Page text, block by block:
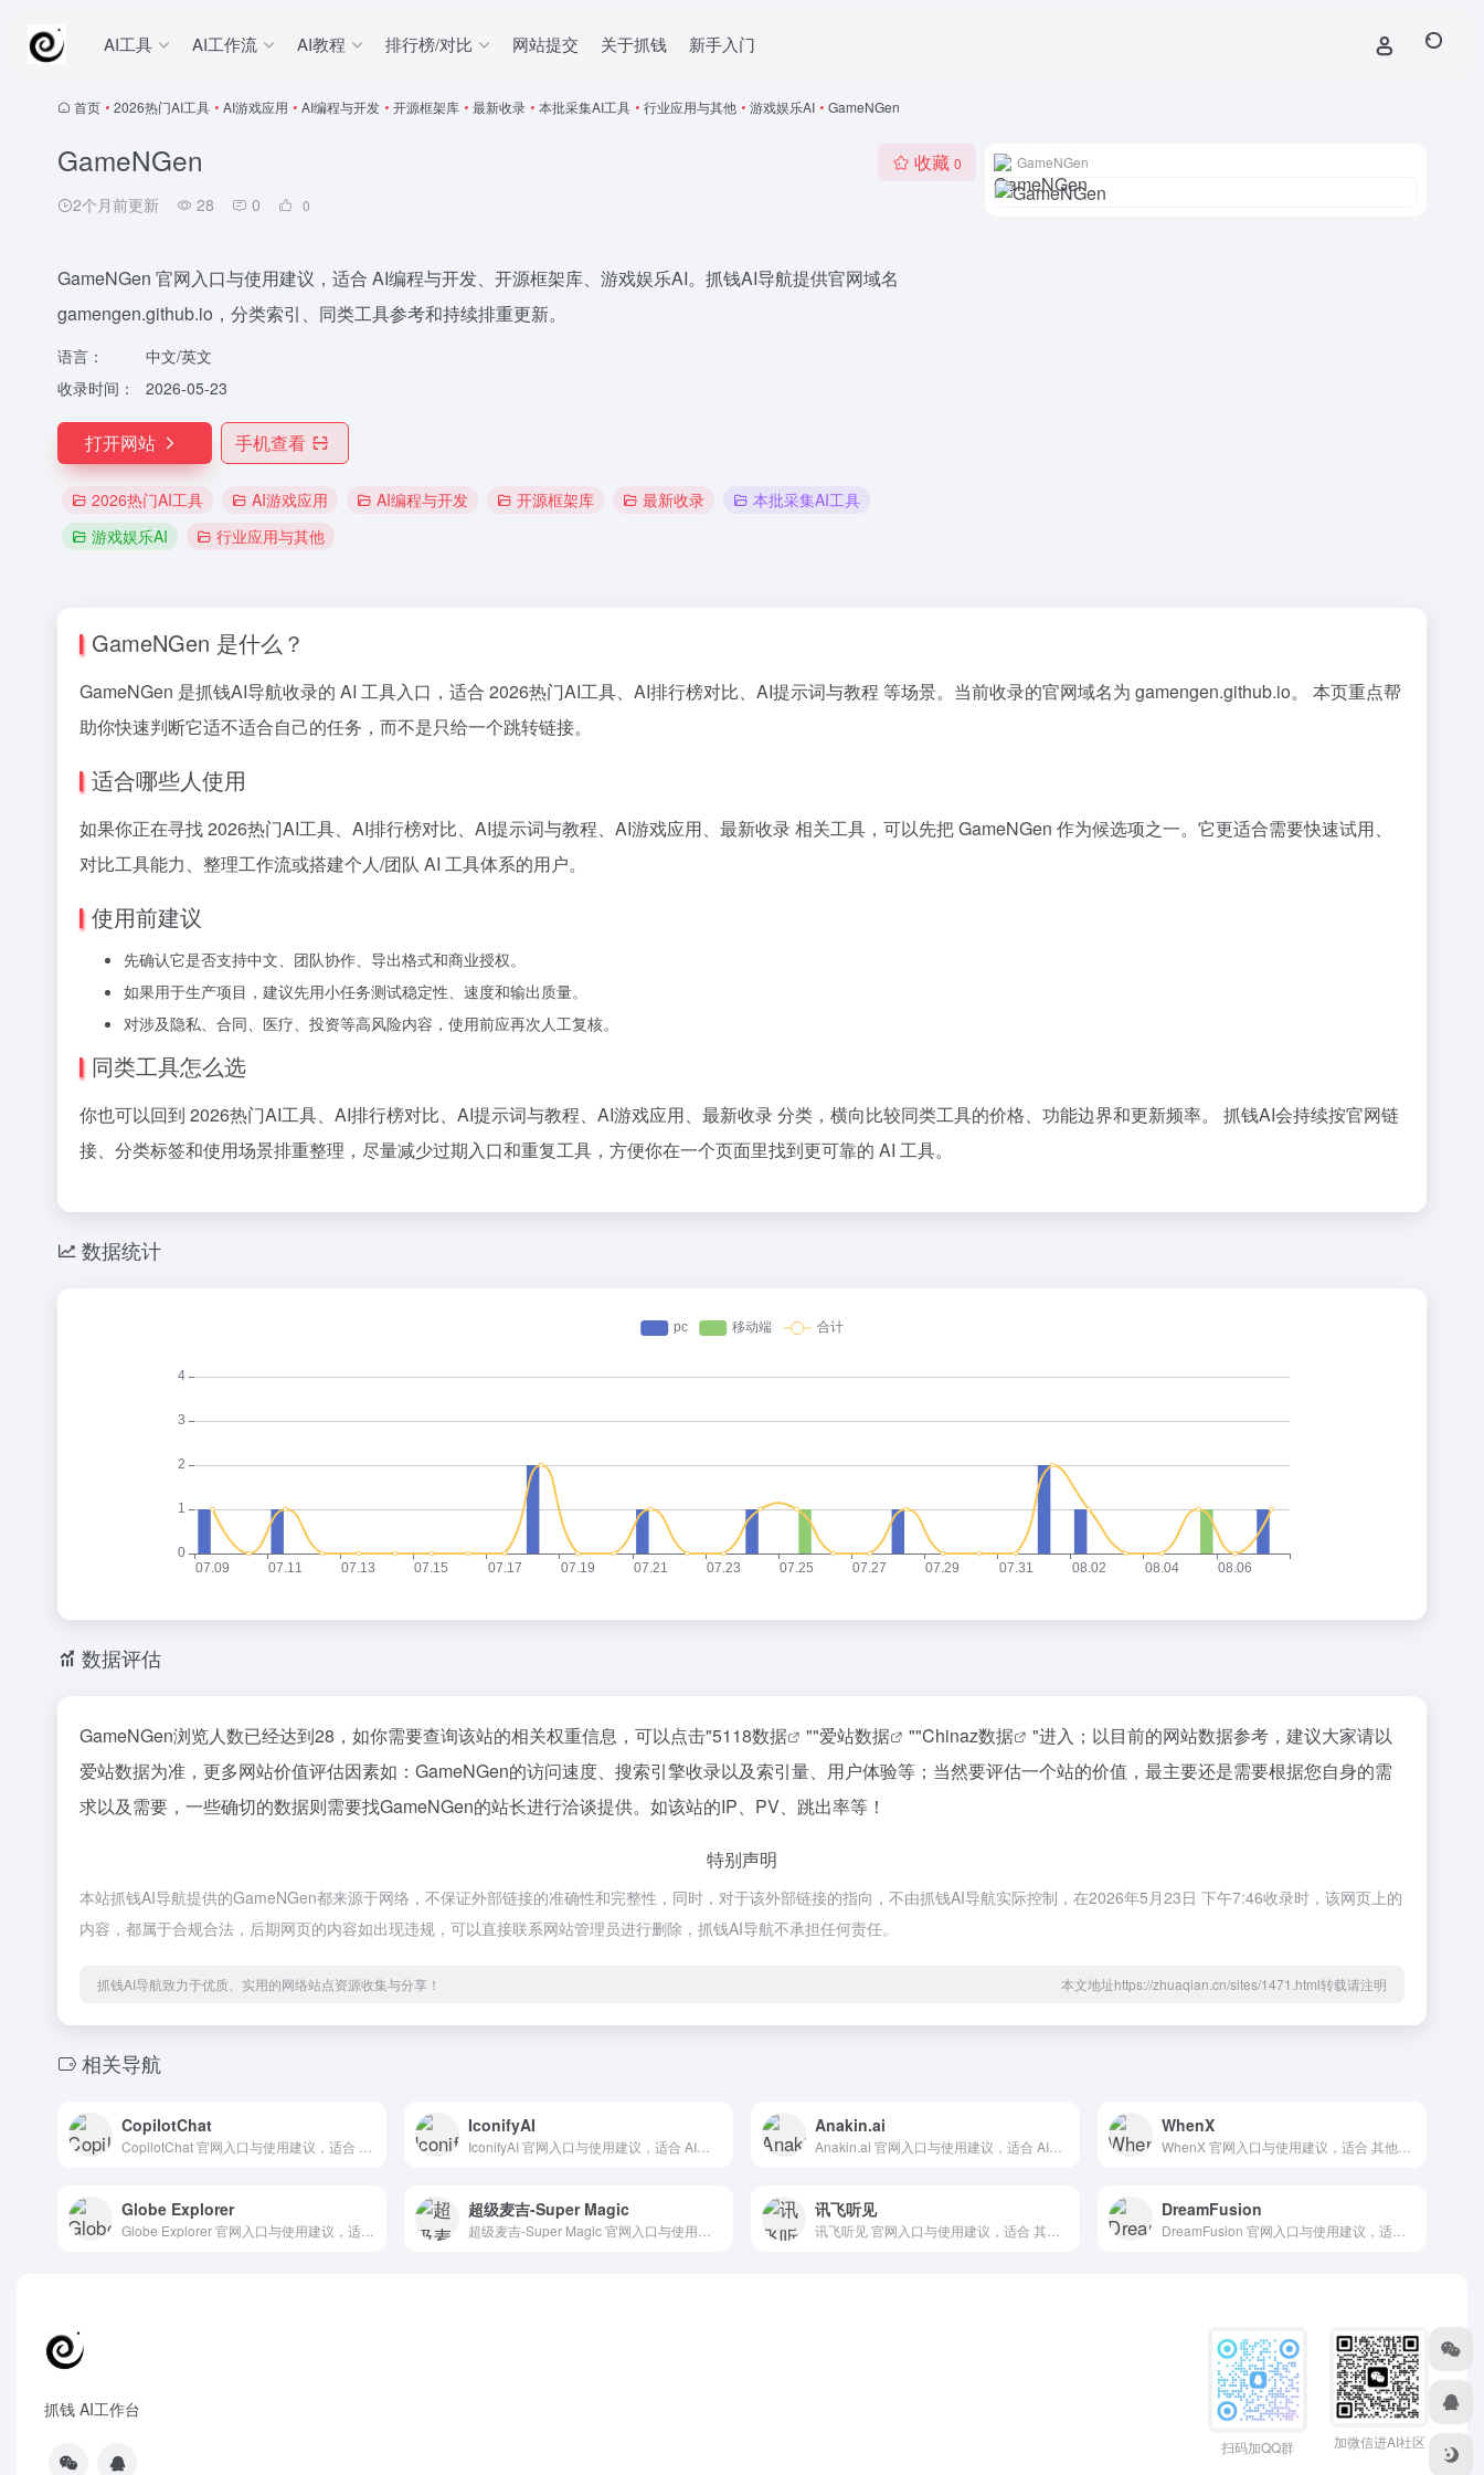
AI工具 AI工作流 AI教程 排行榜/对比 网站提交 关于抓钱 新手入门
首页 • 2026热门AI工具 • AI游戏应用 • AI编程与开发 • 开源框架库 • 最新收录 • 本批采集AI工具 • 行业应用与其他 • 游戏娱乐AI • GameNGen
GameNGen
2个月前更新 28 0 0
收藏 0
GameNGen 官网入口与使用建议，适合 AI编程与开发、开源框架库、游戏娱乐AI。抓钱AI导航提供官网域名
gamengen.github.io，分类索引、同类工具参考和持续排重更新。
语言：
中文/英文
收录时间：
2026-05-23
打开网站 手机查看
2026热门AI工具 AI游戏应用 AI编程与开发 开源框架库 最新收录
本批采集AI工具
游戏娱乐AI
行业应用与其他
GameNGen
GameNGen 是什么？
GameNGen 是抓钱AI导航收录的 AI 工具入口，适合 2026热门AI工具、AI排行榜对比、AI提示词与教程 等场景。当前收录的官网域名为 gamengen.github.io。 本页重点帮
助你快速判断它适不适合自己的任务，而不是只给一个跳转链接。
适合哪些人使用
如果你正在寻找 2026热门AI工具、AI排行榜对比、AI提示词与教程、AI游戏应用、最新收录 相关工具，可以先把 GameNGen 作为候选项之一。它更适合需要快速试用、
对比工具能力、整理工作流或搭建个人/团队 AI 工具体系的用户。
使用前建议
先确认它是否支持中文、团队协作、导出格式和商业授权。
如果用于生产项目，建议先用小任务测试稳定性、速度和输出质量。
对涉及隐私、合同、医疗、投资等高风险内容，使用前应再次人工复核。
同类工具怎么选
你也可以回到 2026热门AI工具、AI排行榜对比、AI提示词与教程、AI游戏应用、最新收录 分类，横向比较同类工具的价格、功能边界和更新频率。 抓钱AI会持续按官网链
接、分类标签和使用场景排重整理，尽量减少过期入口和重复工具，方便你在一个页面里找到更可靠的 AI 工具。
数据统计
数据评估
GameNGen浏览人数已经达到28，如你需要查询该站的相关权重信息，可以点击"5118数据 ""爱站数据 ""Chinaz数据
"进入；以目前的网站数据参考，建议大家请以
爱站数据为准，更多网站价值评估因素如：GameNGen的访问速度、搜索引擎收录以及索引量、用户体验等；当然要评估一个站的价值，最主要还是需要根据您自身的需
求以及需要，一些确切的数据则需要找GameNGen的站长进行洽谈提供。如该站的IP、PV、跳出率等！
特别声明
本站抓钱AI导航提供的GameNGen都来源于网络，不保证外部链接的准确性和完整性，同时，对于该外部链接的指向，不由抓钱AI导航实际控制，在2026年5月23日 下午7:46收录时，该网页上的
内容，都属于合规合法，后期网页的内容如出现违规，可以直接联系网站管理员进行删除，抓钱AI导航不承担任何责任。
抓钱AI导航致力于优质、实用的网络站点资源收集与分享！ 本文地址https://zhuaqian.cn/sites/1471.html转载请注明
相关导航
CopilotChat IconifyAI Anakin.ai WhenX
Globe Explorer 超级麦吉-Super Magic 讯飞听见 DreamFusion
抓钱 AI工作台
扫码加QQ群 加微信进AI社区